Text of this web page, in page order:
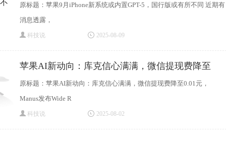
不
原标题：苹果9月iPhone新系统或内置GPT-5，国行版或有所不同 近期有
消息透露，
科技说 2025-08-09
苹果AI新动向：库克信心满满，微信提现费降至
原标题：苹果AI新动向：库克信心满满，微信提现费降至0.01元，
Manus发布Wide R
科技说 2025-08-02